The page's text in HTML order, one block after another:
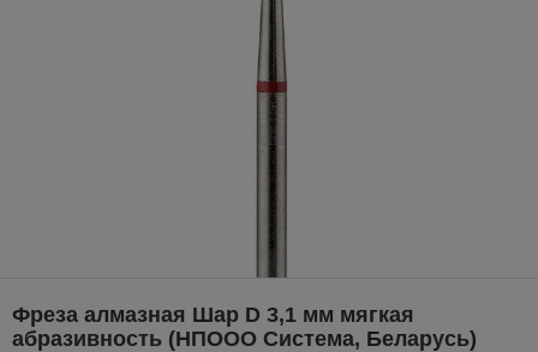
Фреза алмазная Шар D 3,1 мм мягкая
абразивность (НПООО Система, Беларусь)